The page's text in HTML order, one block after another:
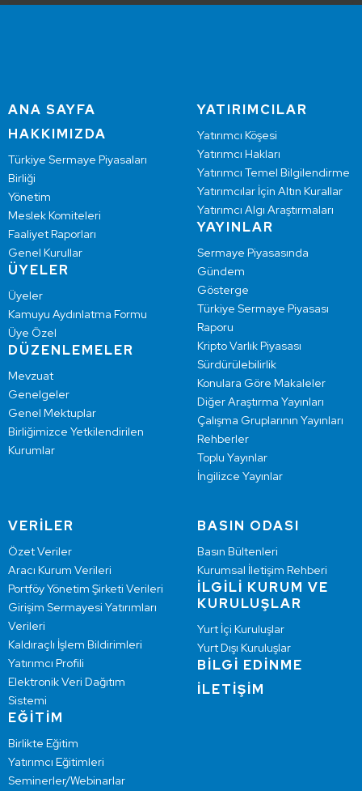
ANA SAYFA
HAKKIMIZDA
Türkiye Sermaye Piyasaları
Birliği
Yönetim
Meslek Komiteleri
Faaliyet Raporları
Genel Kurullar
ÜYELER
Üyeler
Kamuyu Aydınlatma Formu
Üye Özel
DÜZENLEMELER
Mevzuat
Genelgeler
Genel Mektuplar
Birliğimizce Yetkilendirilen
Kurumlar
YATIRIMCILAR
Yatırımcı Köşesi
Yatırımcı Hakları
Yatırımcı Temel Bilgilendirme
Yatırımcılar İçin Altın Kurallar
Yatırımcı Algı Araştırmaları
YAYINLAR
Sermaye Piyasasında
Gündem
Gösterge
Türkiye Sermaye Piyasası
Raporu
Kripto Varlık Piyasası
Sürdürülebilirlik
Konulara Göre Makaleler
Diğer Araştırma Yayınları
Çalışma Gruplarının Yayınları
Rehberler
Toplu Yayınlar
İngilizce Yayınlar
VERİLER
Özet Veriler
Aracı Kurum Verileri
Portföy Yönetim Şirketi Verileri
Girişim Sermayesi Yatırımları
Verileri
Kaldıraçlı İşlem Bildirimleri
Yatırımcı Profili
Elektronik Veri Dağıtım
Sistemi
EĞİTİM
Birlikte Eğitim
Yatırımcı Eğitimleri
Seminerler/Webinarlar
BASIN ODASI
Basın Bültenleri
Kurumsal İletişim Rehberi
İLGİLİ KURUM VE
KURULUŞLAR
Yurt İçi Kuruluşlar
Yurt Dışı Kuruluşlar
BİLGİ EDİNME
İLETİŞİM